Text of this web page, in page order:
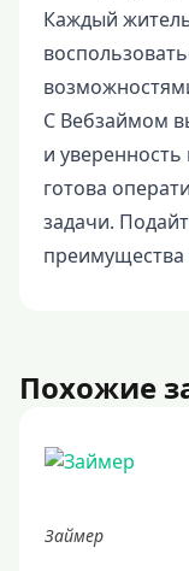
Каждый
С Вебзаймом
и
готова
задачи.
преимущества
Похожие
Займер